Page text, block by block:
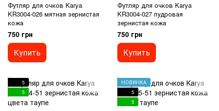
Футляр для очков Karya
KR3004-026 мятная зернистая
кожа
750 грн
Купить
Футляр для очков Karya
KR3004-027 пудровая
зернистая кожа
750 грн
Купить
5
5
НОВИНКА
5
5